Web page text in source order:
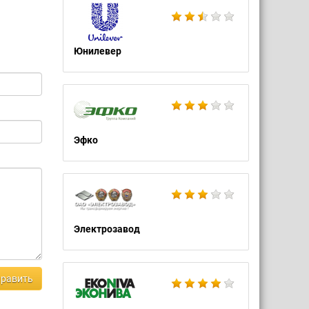
Юнилевер
Эфко
Электрозавод